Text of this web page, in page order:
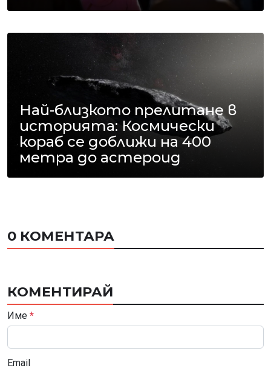
Най-близкото прелитане в
историята: Космически
кораб се доближи на 400
метра до астероид
0 КОМЕНТАРА
КОМЕНТИРАЙ
Име *
Email